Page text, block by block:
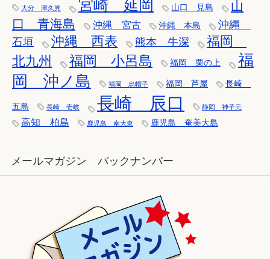
大分 津久見 宮崎 延岡 山口 見島
山
口 青海島
沖縄 宮古 沖縄 本島
沖縄
石垣
沖縄 西表 熊本 牛深
福岡
北九州
福岡 小呂島 福岡 栗の上
福
岡 沖ノ島
福岡 烏帽子 福岡 芦屋 長崎
五島 長崎 壱岐 長崎 辰口 静岡 神子元
高知 柏島 鹿児島 南大東 鹿児島 奄美大島
メールマガジン バックナンバー